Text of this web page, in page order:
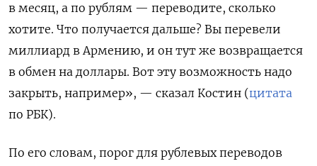
в месяц, а по рублям — переводите, сколько
хотите. Что получается дальше? Вы перевели
миллиард в Армению, и он тут же возвращается
в обмен на доллары. Вот эту возможность надо
закрыть, например», — сказал Костин (цитата
по РБК).
По его словам, порог для рублевых переводов